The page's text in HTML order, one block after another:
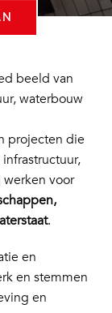
beeld van
waterbouw
projecten die
voor
.
en
en stemmen
en